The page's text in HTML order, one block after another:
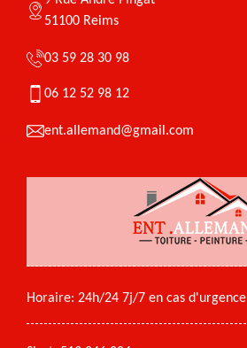
51100 Reims
03 59 28 30 98
06 12 52 98 12
ent.allemand@gmail.com
Horaire: 24h/24 7j/7 en cas d'urgence